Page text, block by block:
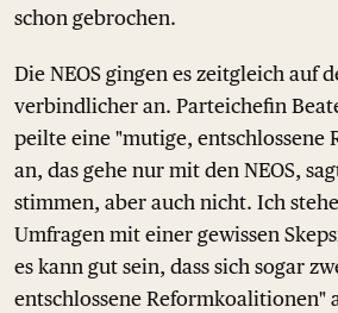
schon gebrochen.
Die NEOS gingen es zeitgleich auf
verbindlicher an. Parteichefin
peilte eine "mutige, entschlossene
an, das gehe nur mit den NEOS,
stimmen, aber auch nicht. Ich
Umfragen mit einer gewissen
es kann gut sein, dass sich sogar
entschlossene Reformkoalitionen"